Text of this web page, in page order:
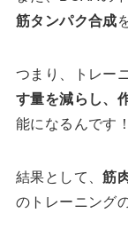
筋タンパク合成
つまり、トレー
す量を減らし、
能になるんです！
結果として、筋
のトレーニング